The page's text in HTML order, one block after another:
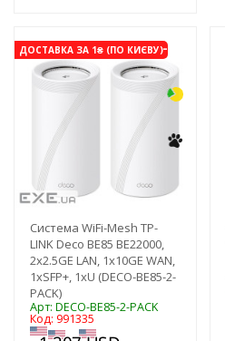
ДОСТАВКА ЗА 1₴ (ПО КИЄВУ)-3%
Система WiFi-Mesh TP-
LINK Deco BE85 BE22000,
2x2.5GE LAN, 1x10GE WAN,
1xSFP+, 1xU (DECO-BE85-2-
PACK)
Арт: DECO-BE85-2-PACK
Код: 991335